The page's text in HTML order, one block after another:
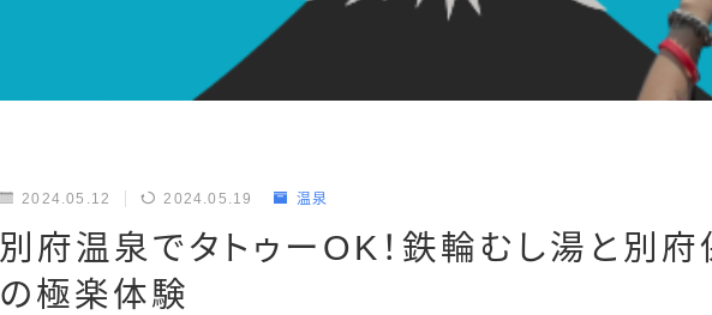
2024.05.12 2024.05.19 温泉
別府温泉でタトゥーOK！鉄輪むし湯と別府
の極楽体験